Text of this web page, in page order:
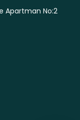
Apartman No:2